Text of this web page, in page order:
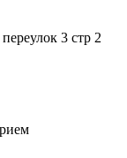
3 стр 2